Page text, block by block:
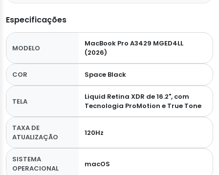
Especificações
MODELO
MacBook Pro A3429 MGED4LL
(2026)
COR Space Black
TELA
Liquid Retina XDR de 16.2", com
Tecnologia ProMotion e True Tone
TAXA DE
ATUALIZAÇÃO
120Hz
SISTEMA
OPERACIONAL
macOS